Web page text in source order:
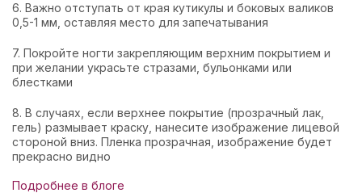
6. Важно отступать от края кутикулы и боковых валиков
0,5-1 мм, оставляя место для запечатывания
7. Покройте ногти закрепляющим верхним покрытием и
при желании украсьте стразами, бульонками или
блестками
8. В случаях, если верхнее покрытие (прозрачный лак,
гель) размывает краску, нанесите изображение лицевой
стороной вниз. Пленка прозрачная, изображение будет
прекрасно видно
Подробнее в блоге